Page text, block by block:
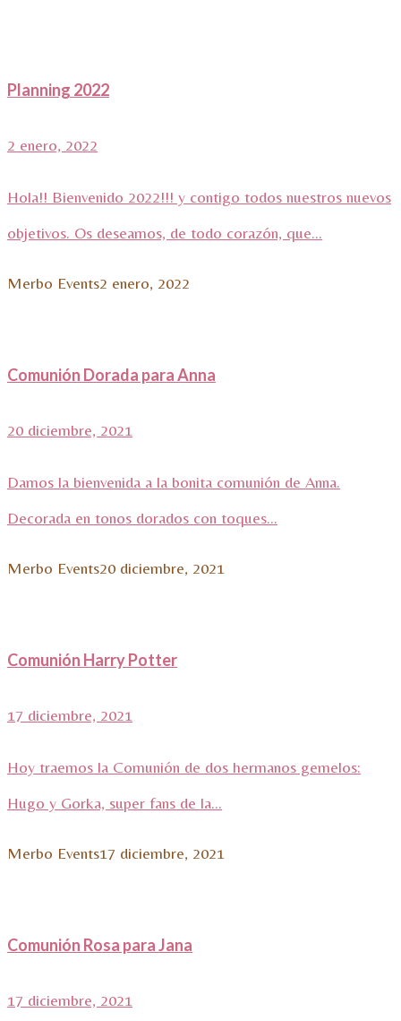
Planning 2022
2 enero, 2022
Hola!! Bienvenido 2022!!! y contigo todos nuestros nuevos
objetivos. Os deseamos, de todo corazón, que...
Merbo Events2 enero, 2022
Comunión Dorada para Anna
20 diciembre, 2021
Damos la bienvenida a la bonita comunión de Anna.
Decorada en tonos dorados con toques...
Merbo Events20 diciembre, 2021
Comunión Harry Potter
17 diciembre, 2021
Hoy traemos la Comunión de dos hermanos gemelos:
Hugo y Gorka, super fans de la...
Merbo Events17 diciembre, 2021
Comunión Rosa para Jana
17 diciembre, 2021